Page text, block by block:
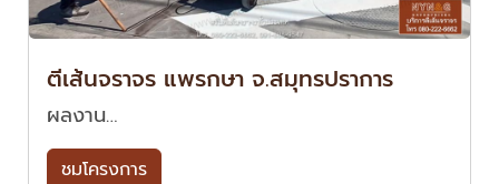
ตีเส้นจราจร แพรกษา จ.สมุทรปราการ
ผลงาน…
ชมโครงการ